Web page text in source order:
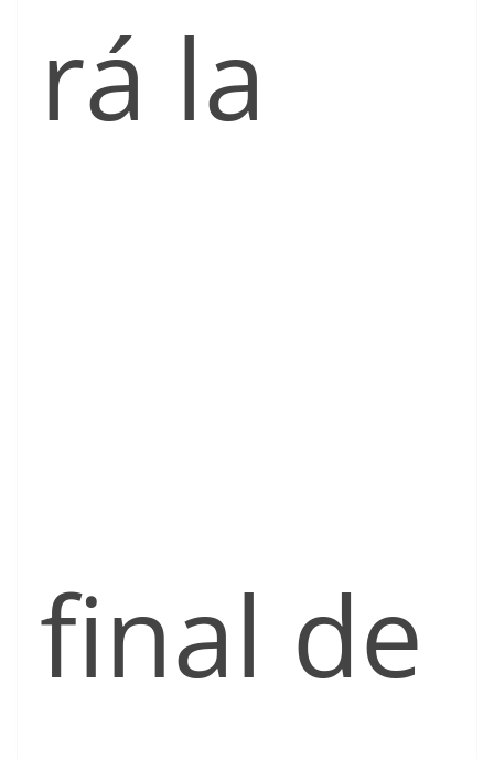
rá la
final de